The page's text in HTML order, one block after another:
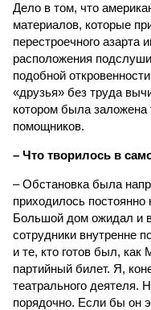
Дело в том, что
материалов, которые
перестроечного
расположения
подобной
«друзья» без труда
котором была
помощников.
– Что творилось в
– Обстановка была
приходилось
Большой дом ожидал и
сотрудники внутренне
и те, кто готов был,
партийный билет. Я,
театрального деятеля.
порядочно. Если бы он